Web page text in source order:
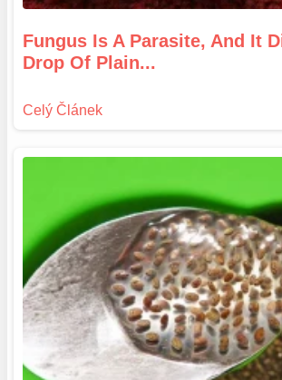
Fungus Is A Parasite, And It
Drop Of Plain...